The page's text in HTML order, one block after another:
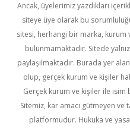
Ancak, üyelerimiz yazdıkları
siteye üye olarak bu
sitesi, herhangi bir marka, kurum
bulunmamaktadır. Sitede
paylaşılmaktadır. Burada yer
olup, gerçek kurum ve kişiler
Gerçek kurum ve kişiler ile
Sitemiz, kar amacı gütmeyen
platformudur. Hukuka ve